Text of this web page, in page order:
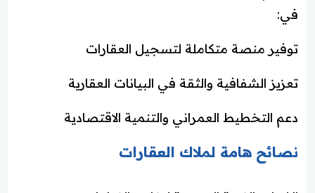
في:
توفير منصة متكاملة لتسجيل العقارات
تعزيز الشفافية والثقة في البيانات العقارية
دعم التخطيط العمراني والتنمية الاقتصادية
نصائح هامة لملاك العقارات